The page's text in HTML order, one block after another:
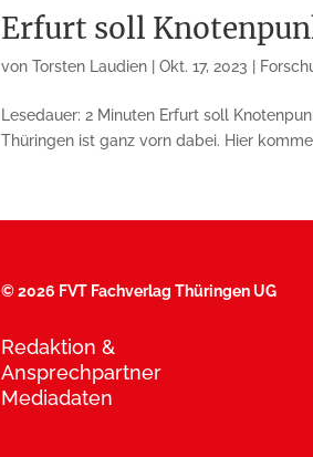
Erfurt soll
vonTorsten Laudien |Okt. 17, 2023 |
Lesedauer: 2 Minuten Erfurt soll
Thüringen ist ganz vorn dabei. Hier
©2026 FVT Fachverlag Thüringen UG
Redaktion &
Ansprechpartner
Mediadaten